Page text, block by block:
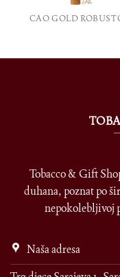
CAO GOLD
Tobacco & Gift
duhana, poznat po
nepokolebljivoj
Naša adresa